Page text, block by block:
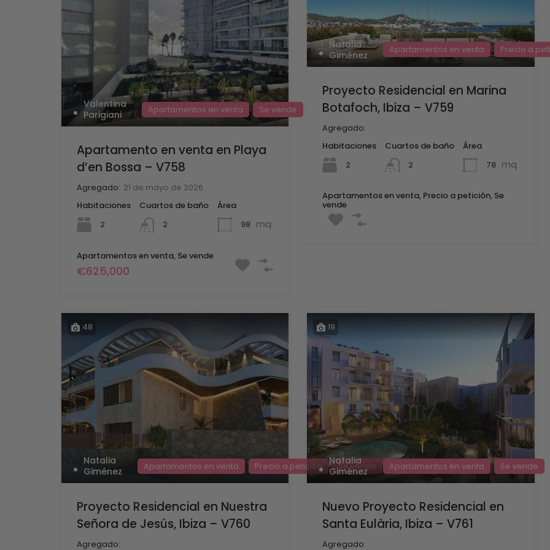
Valentina
Parigiani
Apartamentos en venta Se vende
Apartamento en venta en Playa
d’en Bossa – V758
Agregado: 21 de mayo de 2026
Habitaciones
2
Cuartos de baño
2
Área
98 mq
Apartamentos en venta, Se vende
€625,000
Natalia
Giménez
Apartamentos en venta Precio a
Proyecto Residencial en Marina
Botafoch, Ibiza – V759
Agregado:
Habitaciones
2
Cuartos de baño
2
Área
78 mq
Apartamentos en venta, Precio a petición, Se
vende
48
Natalia
Giménez
Apartamentos en venta Precio a petición Se vende
Proyecto Residencial en Nuestra
Señora de Jesús, Ibiza – V760
Agregado:
19
Natalia
Giménez
Apartamentos en venta Se vende
Nuevo Proyecto Residencial en
Santa Eulària, Ibiza – V761
Agregado: